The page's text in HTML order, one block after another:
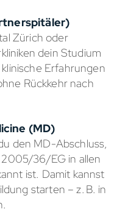
Zürich oder
dein Studium
Erfahrungen
Rückkehr nach
(MD)
den MD-Abschluss,
36/EG in allen
ist. Damit kannst
starten – z. B. in